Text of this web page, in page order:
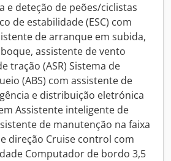
e deteção de peões/ciclistas
de estabilidade (ESC) com
de arranque em subida,
assistente de vento
tração (ASR) Sistema de
(ABS) com assistente de
e distribuição eletrónica
Assistente inteligente de
de manutenção na faixa
direção Cruise control com
Computador de bordo 3,5